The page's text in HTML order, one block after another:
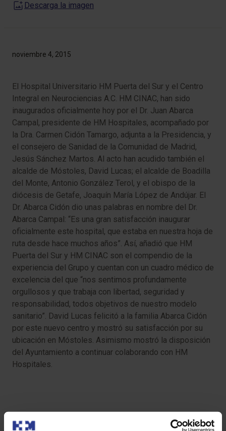
noviembre 4, 2015
El Hospital Universitario HM Puerta del Sur y el Centro
Integral en Neurociencias A.C. HM CINAC, han sido
inaugurados oficialmente hoy por el Dr. Juan Abarca
Campal, presidente de HM Hospitales, acompañado por
la Dra. Carmen Cidón Tamargo, adjunta a la Presidencia, y
el consejero de Sanidad de la Comunidad de Madrid,
Jesús Sánchez Martos. Al acto han acudido también el
alcalde de Móstoles, David Lucas; el alcalde de Boadilla
del Monte, Antonio González Terol, y el obispo de la
diócesis de Getafe, Joaquín María López de Andújar. El
Dr. Abarca Cidón dio unas palabras en nombre del Dr.
Abarca Campal: “Es una gran satisfacción inaugurar
oficialmente este hospital, que estaba en nuestra hoja de
ruta desde hace muchos años”. Así, añadió que HM
Puerta del Sur y HM CINAC son el compendio de la
experiencia del Grupo y cuentan con un cuadro médico de
excelencia del que “nos sentimos profundamente
orgullosos y que trabaja con libertad, seguridad y
responsabilidad, todos objetivos de nuestro modelo
sanitario”. David Lucas felicitó a la familia Abarca Cidón
por este nuevo centro y mostró su satisfacción por su
ubicación en Móstoles. Asimismo mostró la disposición
del Ayuntamiento a continuar colaborando con HM
Hospitales.​
Descarga la imagen